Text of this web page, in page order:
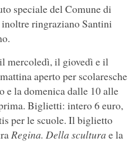
speciale del Comune di
ringraziano Santini
mercoledì, il giovedì e il
aperto per scolaresche
e la domenica dalle 10 alle
Biglietti: intero 6 euro,
per le scuole. Il biglietto
Regina. Della scultura e la